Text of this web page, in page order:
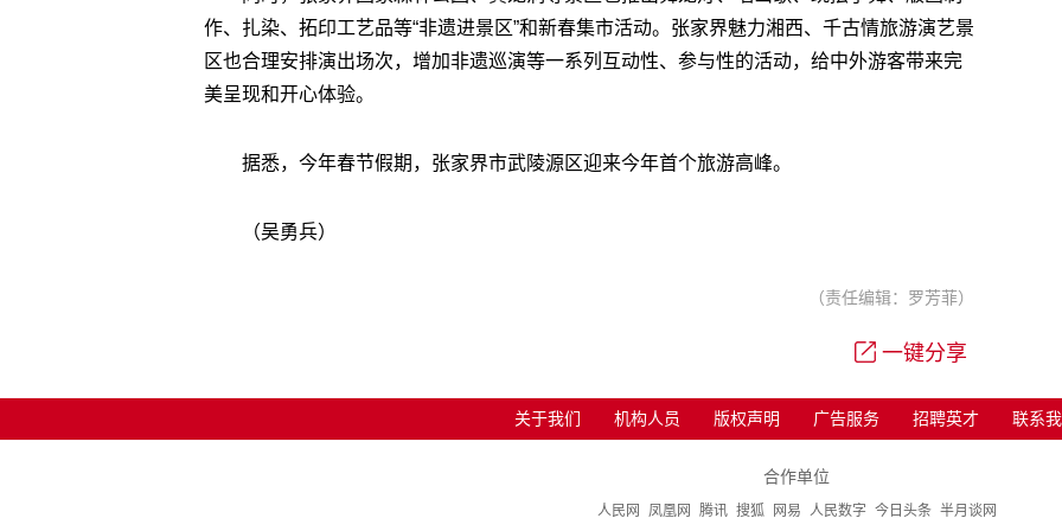
作、扎染、拓印工艺品等“非遗进景区”和新春集市活动。张家界魅力湘西、千古情旅游演艺景
区也合理安排演出场次，增加非遗巡演等一系列互动性、参与性的活动，给中外游客带来完
美呈现和开心体验。
据悉，今年春节假期，张家界市武陵源区迎来今年首个旅游高峰。
（吴勇兵）
（责任编辑：罗芳菲）
一键分享
关于我们 机构人员 版权声明 广告服务 招聘英才 联系
合作单位
人民网 凤凰网 腾讯 搜狐 网易 人民数字 今日头条 半月谈网